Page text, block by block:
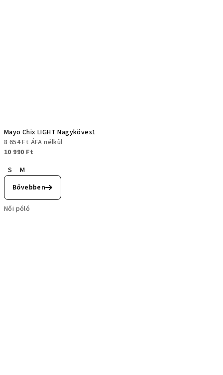
Mayo Chix LIGHT Nagyköves1
8 654 Ft ÁFA nélkül
10 990 Ft
S
M
Bővebben
Női póló